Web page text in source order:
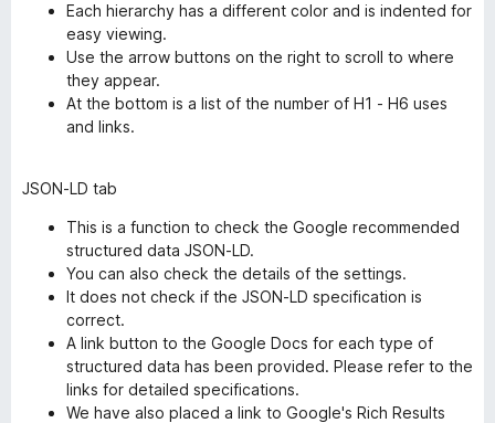
Each hierarchy has a different color and is indented for
easy viewing.
Use the arrow buttons on the right to scroll to where
they appear.
At the bottom is a list of the number of H1 - H6 uses
and links.
JSON-LD tab
This is a function to check the Google recommended
structured data JSON-LD.
You can also check the details of the settings.
It does not check if the JSON-LD specification is
correct.
A link button to the Google Docs for each type of
structured data has been provided. Please refer to the
links for detailed specifications.
We have also placed a link to Google's Rich Results